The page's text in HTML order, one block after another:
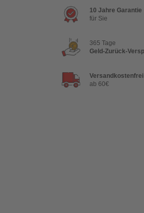
10 Jahre Garantie
für Sie
365 Tage
Geld-Zurück-
Versandkostenfrei
ab 60€